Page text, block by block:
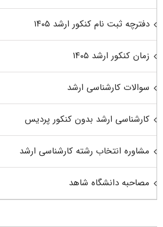
دفترچه ثبت نام کنکور ارشد ۱۴۰۵
زمان کنکور ارشد ۱۴۰۵
سوالات کارشناسی ارشد
کارشناسی ارشد بدون کنکور پردیس
مشاوره انتخاب رشته کارشناسی ارشد
مصاحبه دانشگاه شاهد